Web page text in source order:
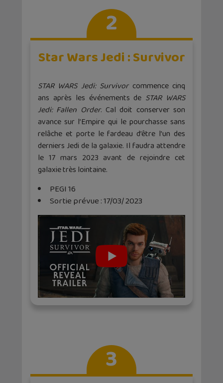
2
Star Wars Jedi : Survivor
STAR WARS Jedi: Survivorcommence cinq
ans après les événements de STAR WARS
Jedi: Fallen Order. Cal doit conserver son
avance sur l’Empire qui le pourchasse sans
relâche et porte le fardeau d’être l’un des
derniers Jedi de la galaxie. Il faudra attendre
le 17 mars 2023 avant de rejoindre cet
galaxie très lointaine.
PEGI 16
Sortie prévue : 17/03/ 2023
3